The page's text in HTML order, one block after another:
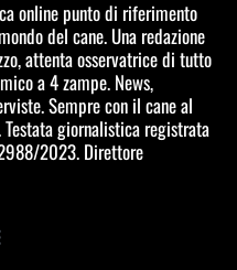
online punto di riferimento
del cane. Una redazione
attenta osservatrice di tutto
a 4 zampe. News,
Sempre con il cane al
giornalistica registrata
2023. Direttore